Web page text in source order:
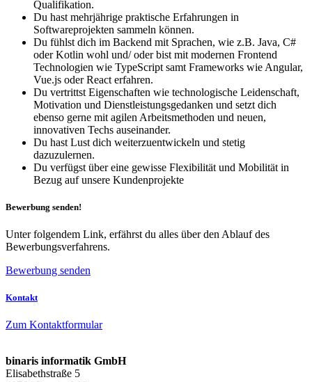
Qualifikation.
Du hast mehrjährige praktische Erfahrungen in
Softwareprojekten sammeln können.
Du fühlst dich im Backend mit Sprachen, wie z.B. Java, C#
oder Kotlin wohl und/ oder bist mit modernen Frontend
Technologien wie TypeScript samt Frameworks wie Angular,
Vue.js oder React erfahren.
Du vertrittst Eigenschaften wie technologische Leidenschaft,
Motivation und Dienstleistungsgedanken und setzt dich
ebenso gerne mit agilen Arbeitsmethoden und neuen,
innovativen Techs auseinander.
Du hast Lust dich weiterzuentwickeln und stetig
dazuzulernen.
Du verfügst über eine gewisse Flexibilität und Mobilität in
Bezug auf unsere Kundenprojekte
Bewerbung senden!
Unter folgendem Link, erfährst du alles über den Ablauf des
Bewerbungsverfahrens.
Bewerbung senden
Kontakt
Zum Kontaktformular
binaris informatik GmbH
Elisabethstraße 5